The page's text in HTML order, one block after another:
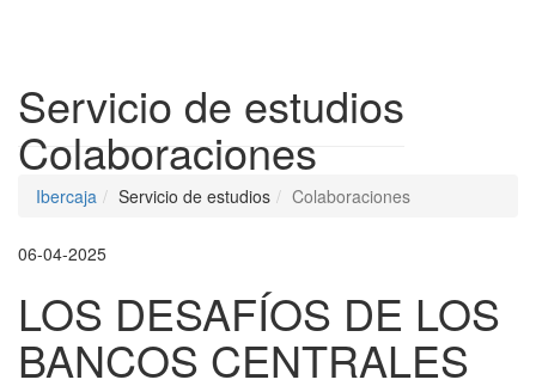
Servicio de estudios
Colaboraciones
Ibercaja Servicio de estudios Colaboraciones
06-04-2025
LOS DESAFÍOS DE LOS
BANCOS CENTRALES